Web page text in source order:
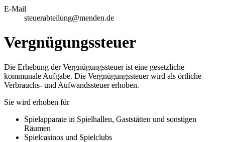
E-Mail
steuerabteilung@menden.de
Vergnügungssteuer
Die Erhebung der Vergnügungssteuer ist eine gesetzliche
kommunale Aufgabe. Die Vergnügungssteuer wird als örtliche
Verbrauchs- und Aufwandssteuer erhoben.
Sie wird erhoben für
Spielapparate in Spielhallen, Gaststätten und sonstigen
Räumen
Spielcasinos und Spielclubs